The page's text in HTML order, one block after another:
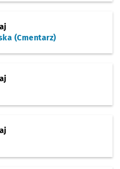
(Cmentarz)